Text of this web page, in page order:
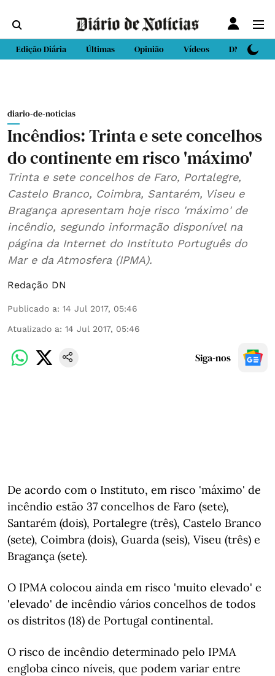
Edição Diária Últimas Opinião Vídeos DN Sport
diario-de-noticias
Incêndios: Trinta e sete concelhos
do continente em risco 'máximo'
Trinta e sete concelhos de Faro, Portalegre,
Castelo Branco, Coimbra, Santarém, Viseu e
Bragança apresentam hoje risco 'máximo' de
incêndio, segundo informação disponível na
página da Internet do Instituto Português do
Mar e da Atmosfera (IPMA).
Redação DN
Publicado a: 14 Jul 2017, 05:46
Atualizado a: 14 Jul 2017, 05:46
Siga-nos
De acordo com o Instituto, em risco 'máximo' de
incêndio estão 37 concelhos de Faro (sete),
Santarém (dois), Portalegre (três), Castelo Branco
(sete), Coimbra (dois), Guarda (seis), Viseu (três) e
Bragança (sete).
O IPMA colocou ainda em risco 'muito elevado' e
'elevado' de incêndio vários concelhos de todos
os distritos (18) de Portugal continental.
O risco de incêndio determinado pelo IPMA
engloba cinco níveis, que podem variar entre